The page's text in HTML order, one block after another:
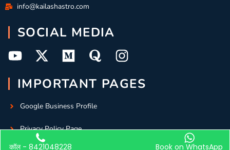
info@kailashastro.com
SOCIAL MEDIA
IMPORTANT PAGES
Google Business Profile
Privacy Policy Page
कॉल - 8421048228 Book on WhatsApp